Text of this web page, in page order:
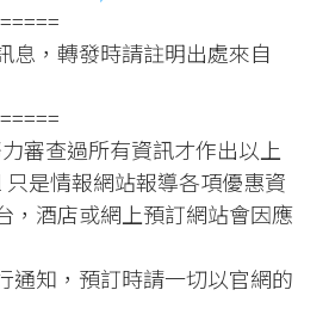
息，轉發時請註明出處來自
審查過所有資訊才作出以上
是情報網站報導各項優惠資
，酒店或網上預訂網站會因應
通知，預訂時請一切以官網的